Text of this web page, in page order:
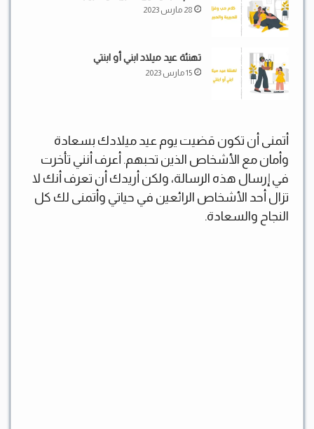
28 مارس 2023
تهنئة عيد ميلاد ابني أو ابنتي
15 مارس 2023
أتمنى أن تكون قضيت يوم عيد ميلادك بسعادة
وأمان مع الأشخاص الذين تحبهم. أعرف أنني تأخرت
في إرسال هذه الرسالة، ولكن أريدك أن تعرف أنك لا
تزال أحد الأشخاص الرائعين في حياتي وأتمنى لك كل
النجاح والسعادة.